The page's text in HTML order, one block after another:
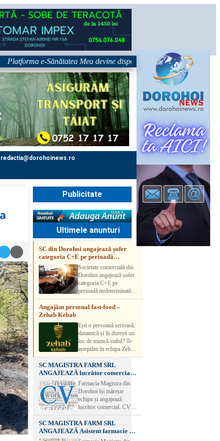
e-Sănătatea Mea devine disponibilă pe 1 septembrie: pacientul
redactia@dorohoinews.ro
Publicitate
Ultimele anunturi
SC din Dorohoi angajează șofer
categoria C+E pe perioadă
nedeterminatăSocietate comercială din
Dorohoi angajează șofer
categoria C+E pe
perioadă nedeterminată.
Candidatul trebuie să
aibă experiență și atestat
detalii, vă rog să sunați la
numărul de telefon.
Angajăm personal fast-food –
Zehab Kebab
Ești o persoană serioasă,
dinamică și îți dorești un
loc de muncă stabil? Te
așteptăm în echipa Zehab
Kebab! Posturi
disponibile: -
SHAORMAR AJUTOR
BUCATAR 2/posturi -
LUCRATOR
COMERCIAL
VANZATOR /2 posturi
muncă Program flexibil
Salariu motivant, în
funcție de experienț
SC MAGISTRA FARM SRL
ANGAJEAZĂ lucrător comercial –
DOROHOI
Farmacia Magistra din
Dorohoi își mărește
echipa și angajează
lucrător comercial. CV-
urile se pot depune: * la
sediul Farmaciei
Magistra – Bulevardul
Victoriei nr. 23, Dorohoi
SC MAGISTRA FARM SRL
ANGAJEAZĂ Asistent farmacie –
DOROHOI